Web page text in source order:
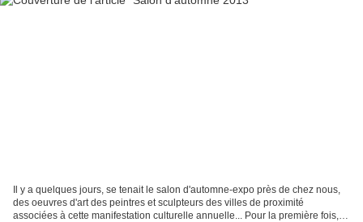
Il y a quelques jours, se tenait le salon d'automne-expo près de chez nous,
des oeuvres d'art des peintres et sculpteurs des villes de proximité
associées à cette manifestation culturelle annuelle... Pour la première fois,